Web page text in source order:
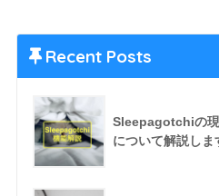
Recent Posts
Sleepagotchiの
について解説しま